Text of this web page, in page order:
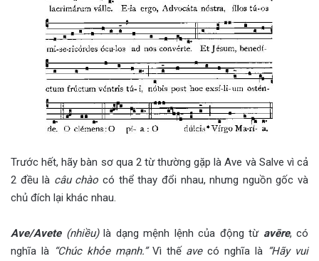
Trước hết, hãy bàn sơ qua 2 từ thường gặp là Ave và Salve vì cả
2 đều là câu chào có thể thay đổi nhau, nhưng nguồn gốc và
chủ đích lại khác nhau.
Ave/Avete (nhiều)là dạng mệnh lệnh của động từ avēre, có
nghĩa là “Chúc khỏe mạnh.”Vì thế avecó nghĩa là “Hãy vui